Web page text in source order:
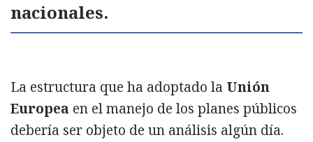
nacionales.
La estructura que ha adoptado la Unión
Europea en el manejo de los planes públicos
debería ser objeto de un análisis algún día.